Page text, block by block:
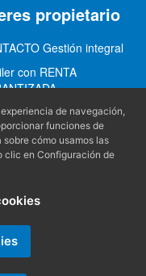
propietario
Gestión integral
con RENTA
INTEGRAL
(+34) 956 489 403
de navegación,
funciones de
cómo usamos las
clic en Configuración de